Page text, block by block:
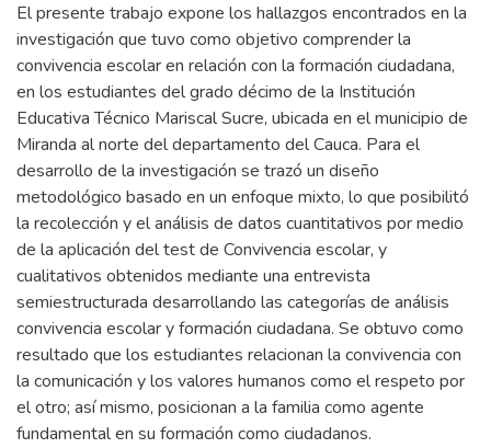
El presente trabajo expone los hallazgos encontrados en la
investigación que tuvo como objetivo comprender la
convivencia escolar en relación con la formación ciudadana,
en los estudiantes del grado décimo de la Institución
Educativa Técnico Mariscal Sucre, ubicada en el municipio de
Miranda al norte del departamento del Cauca. Para el
desarrollo de la investigación se trazó un diseño
metodológico basado en un enfoque mixto, lo que posibilitó
la recolección y el análisis de datos cuantitativos por medio
de la aplicación del test de Convivencia escolar, y
cualitativos obtenidos mediante una entrevista
semiestructurada desarrollando las categorías de análisis
convivencia escolar y formación ciudadana. Se obtuvo como
resultado que los estudiantes relacionan la convivencia con
la comunicación y los valores humanos como el respeto por
el otro; así mismo, posicionan a la familia como agente
fundamental en su formación como ciudadanos.